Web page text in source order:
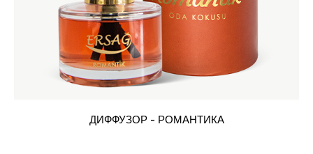
ДИФФУЗОР - РОМАНТИКА